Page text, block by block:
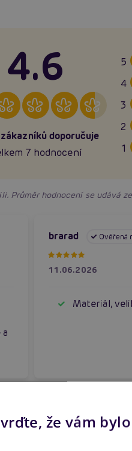
4.6
doporučuje
7 hodnocení
5
4
3
2
1
Průměr hodnocení se udává
brarad Ověřená
11.06.2026
Materiál,
že vám